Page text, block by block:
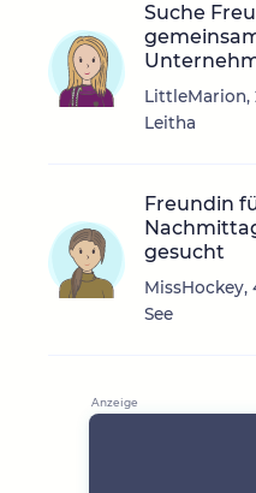
Suche
LittleMarion,
Leitha
Freundin
gesucht
MissHockey,
See